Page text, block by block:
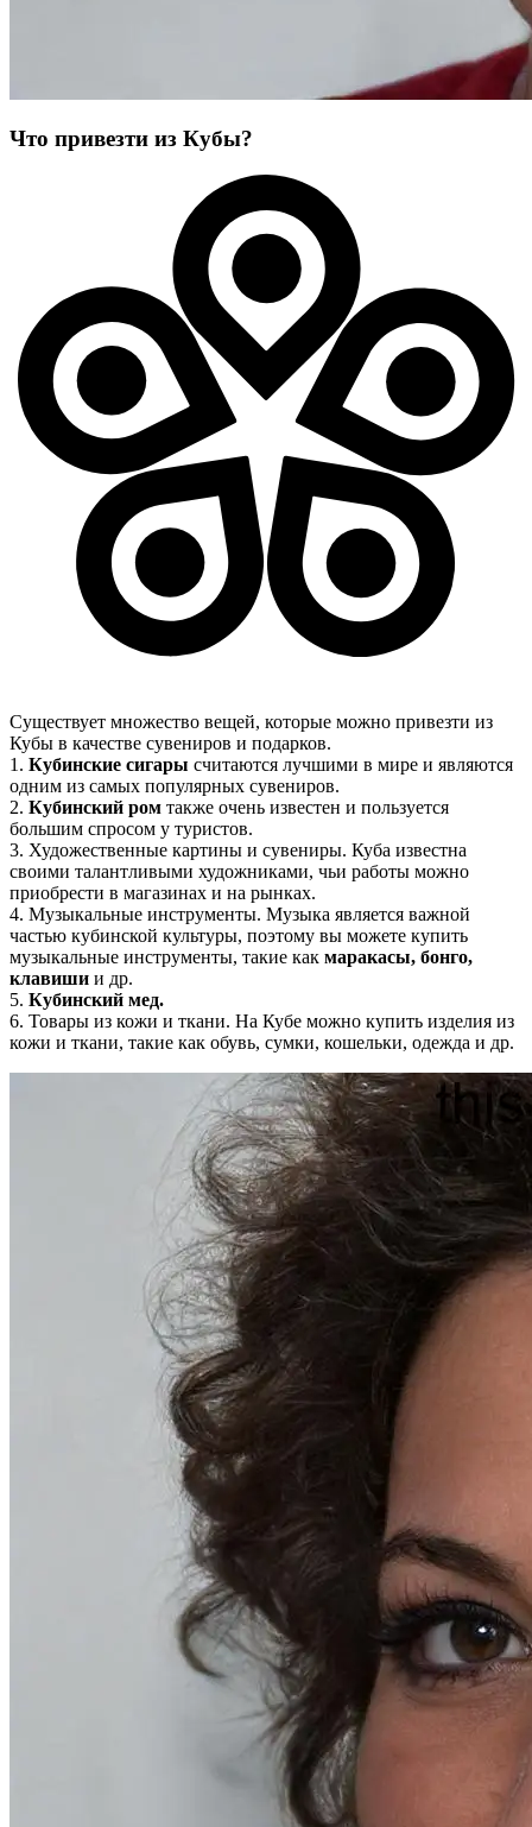
Что привезти из Кубы?
Существует множество вещей, которые можно привезти из
Кубы в качестве сувениров и подарков.
1. Кубинские сигары считаются лучшими в мире и являются
одним из самых популярных сувениров.
2. Кубинский ром также очень известен и пользуется
большим спросом у туристов.
3. Художественные картины и сувениры. Куба известна
своими талантливыми художниками, чьи работы можно
приобрести в магазинах и на рынках.
4. Музыкальные инструменты. Музыка является важной
частью кубинской культуры, поэтому вы можете купить
музыкальные инструменты, такие как маракасы, бонго,
клавиши и др.
5. Кубинский мед.
6. Товары из кожи и ткани. На Кубе можно купить изделия из
кожи и ткани, такие как обувь, сумки, кошельки, одежда и др.